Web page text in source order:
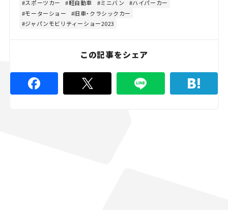
スポーツカー
軽自動車 ミニバン
ハイパーカー
モーターショー
旧車・クラシックカー
ジャパンモビリティーショー2023
この記事をシェア